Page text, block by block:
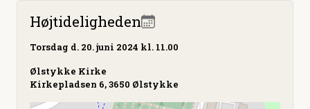
Højtideligheden
Torsdag d. 20. juni 2024 kl. 11.00
Ølstykke Kirke
Kirkepladsen 6, 3650 Ølstykke